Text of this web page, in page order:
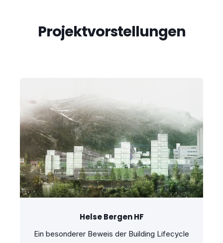
Projektvorstellungen
Helse Bergen HF
Ein besonderer Beweis der Building Lifecycle